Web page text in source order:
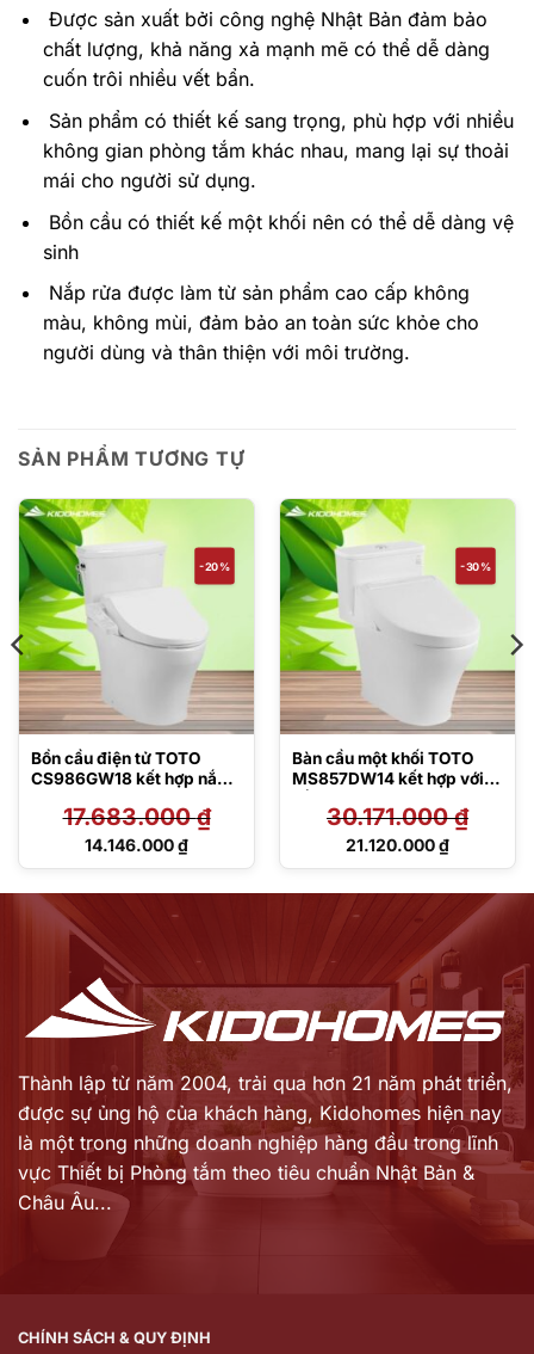
Được sản xuất bởi công nghệ Nhật Bản đảm bảo
chất lượng, khả năng xả mạnh mẽ có thể dễ dàng
cuốn trôi nhiều vết bẩn.
Sản phẩm có thiết kế sang trọng, phù hợp với nhiều
không gian phòng tắm khác nhau, mang lại sự thoải
mái cho người sử dụng.
Bồn cầu có thiết kế một khối nên có thể dễ dàng vệ
sinh
Nắp rửa được làm từ sản phẩm cao cấp không
màu, không mùi, đảm bảo an toàn sức khỏe cho
người dùng và thân thiện với môi trường.
SẢN PHẨM TƯƠNG TỰ
-20%
Bồn cầu điện tử TOTO
CS986GW18 kết hợp nắp
TCF23710AAA C2 Simple
17.683.000₫
Giá
14.146.000₫
Giá
-30%
Bàn cầu một khối TOTO
MS857DW14 kết hợp với
C5 – TCF24410AAA
(220V)
30.171.000₫
Giá
30.171.000 ₫.
21.120.000₫
Giá
21.120.000 ₫.
Thành lập từ năm 2004, trải qua hơn 21 năm phát triển,
được sự ủng hộ của khách hàng, Kidohomes hiện nay
là một trong những doanh nghiệp hàng đầu trong lĩnh
vực Thiết bị Phòng tắm theo tiêu chuẩn Nhật Bản &
Châu Âu...
CHÍNH SÁCH & QUY ĐỊNH